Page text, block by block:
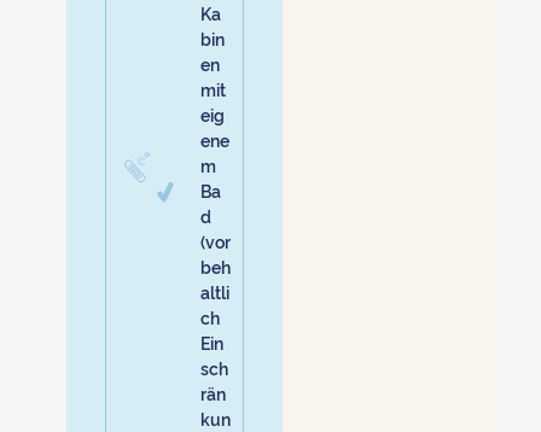
Ka
bin
en
mit
eig
ene
m
Ba
d
(vor
beh
altli
ch
Ein
sch
rän
kun